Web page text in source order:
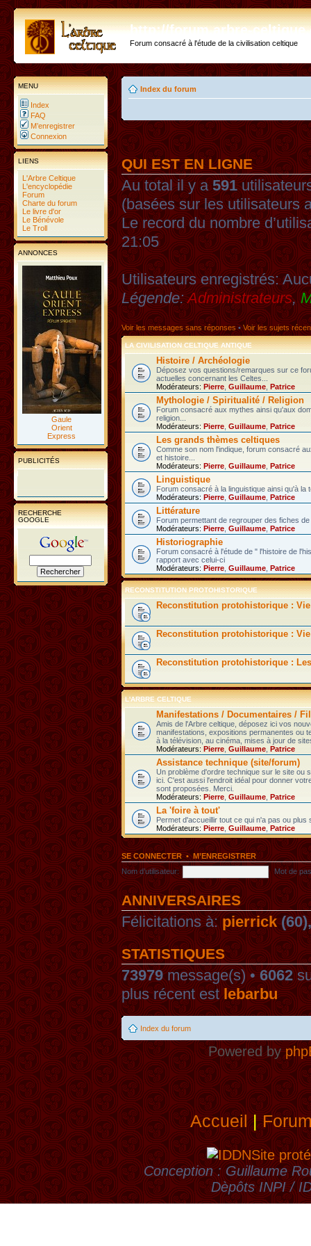
http://forum.arbre-
Forum consacré à l'étude de la civilisation celtique
MENU
Index
FAQ
M’enregistrer
Connexion
LIENS
L'Arbre Celtique
L'encyclopédie
Forum
Charte du forum
Le livre d'or
Le Bénévole
Le Troll
ANNONCES
Gaule
Orient
Express
PUBLICITÉS
RECHERCHE
GOOGLE
Index du forum
QUI EST EN LIGNE
Au total il y a591
(basées sur les utilisateurs
Le record du nombre
21:05
Utilisateurs enregistrés:
Légende:Administrateurs,
Voir les messages sans réponses•Voir les sujets
LA CIVILISATION CELTIQUE ANTIQUE
Histoire / Archéologie
Déposez vos questions/remarques sur ce
actuelles concernant les Celtes...
Modérateurs: Pierre Guillaume Patrice
Mythologie / Spiritualité / Religion
Forum consacré aux mythes ainsi qu'aux
religion...
Modérateurs: Pierre Guillaume Patrice
Les grands thèmes celtiques
Comme son nom l'indique, forum consacré
et histoire...
Modérateurs: Pierre Guillaume Patrice
Linguistique
Forum consacré à la linguistique ainsi qu'à la
Modérateurs: Pierre Guillaume Patrice
Littérature
Forum permettant de regrouper des fiches
Modérateurs: Pierre Guillaume Patrice
Historiographie
Forum consacré à l'étude de " l'histoire de
rapport avec celui-ci
Modérateurs: Pierre Guillaume Patrice
RECONSTITUTION PROTOHISTORIQUE
Reconstitution protohistorique :
Reconstitution protohistorique :
Reconstitution protohistorique :
L'ARBRE CELTIQUE
Manifestations / Documentaires /
Amis de l'Arbre celtique, déposez ici vos
manifestations, expositions permanentes ou
à la télévision, au cinéma, mises à jour de
Modérateurs: Pierre Guillaume Patrice
Assistance technique (site/forum)
Un problème d'ordre technique sur le site ou
ici. C'est aussi l'endroit idéal pour donner
sont proposées. Merci.
Modérateurs: Pierre Guillaume Patrice
La 'foire à tout'
Permet d'accueillir tout ce qui n'a pas ou
Modérateurs: Pierre Guillaume Patrice
SE CONNECTER•M’ENREGISTRER
Nom d’utilisateur:
Mot de
ANNIVERSAIRES
Félicitations à:pierrick
STATISTIQUES
73979message(s) •6062
plus récent estlebarbu
Index du forum
Powered by
Accueil|
Site
Conception : Guillaume
Dèpôts INPI /